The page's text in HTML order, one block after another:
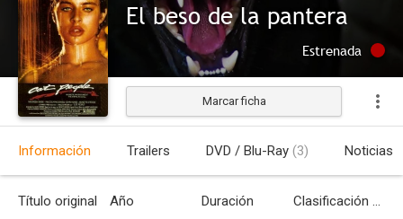
El beso de la pantera
Estrenada
Marcar ficha
Información Trailers DVD / Blu-Ray (3) Noticias
Título original Año Duración Clasificación por edades